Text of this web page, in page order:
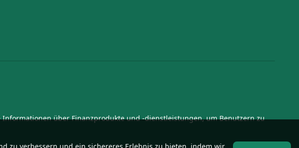
über Finanzprodukte und -dienstleistungen, um Benutzern zu